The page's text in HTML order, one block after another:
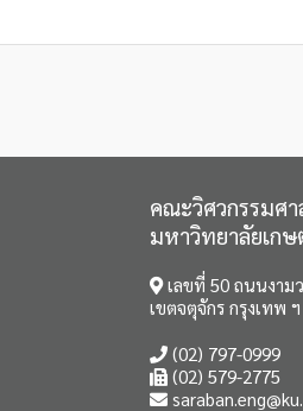
คณะวิศวกรรมศา
มหาวิทยาลัยเก
เลขที่ 50 ถนนงาม
เขตจตุจักร กรุงเทพ
(02) 797-0999
(02) 579-2775